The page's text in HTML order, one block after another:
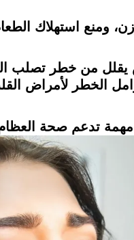
ومنع استهلاك
من خطر تصلب
الخطر لأمراض
تدعم صحة